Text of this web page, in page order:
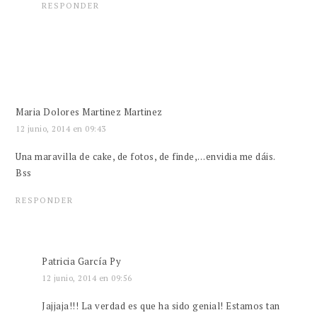
RESPONDER
Maria Dolores Martinez Martinez
12 junio, 2014 en 09:43
Una maravilla de cake, de fotos, de finde,…envidia me dáis.
Bss
RESPONDER
Patricia García Py
12 junio, 2014 en 09:56
Jajjaja!!! La verdad es que ha sido genial! Estamos tan